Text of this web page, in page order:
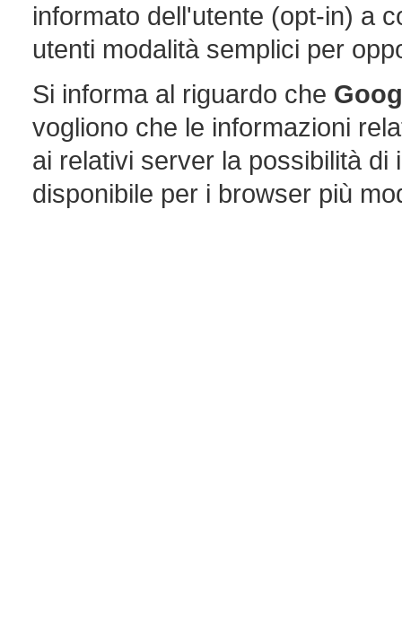
informato dell'utente (opt-in) a
utenti modalità semplici per
Si informa al riguardo che
vogliono che le informazioni
ai relativi server la possibilità
disponibile per i browser più